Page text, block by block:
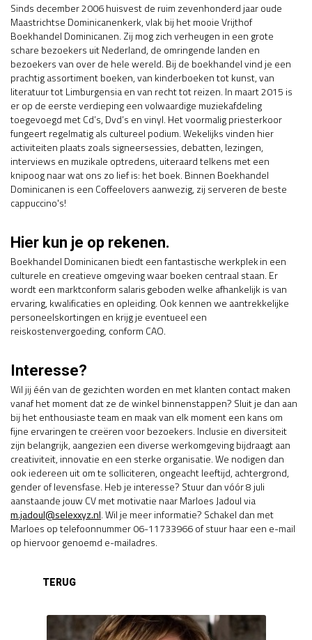
Sinds december 2006 huisvest de ruim zevenhonderd jaar oude
Maastrichtse Dominicanenkerk, vlak bij het mooie Vrijthof
Boekhandel Dominicanen. Zij mog zich verheugen in een grote
schare bezoekers uit Nederland, de omringende landen en
bezoekers van over de hele wereld. Bij de boekhandel vind je een
prachtig assortiment boeken, van kinderboeken tot kunst, van
literatuur tot Limburgensia en van recht tot reizen. In maart 2015 is
er op de eerste verdieping een volwaardige muziekafdeling
toegevoegd met Cd’s, Dvd’s en vinyl. Het voormalig priesterkoor
fungeert regelmatig als cultureel podium. Wekelijks vinden hier
activiteiten plaats zoals signeersessies, debatten, lezingen,
interviews en muzikale optredens, uiteraard telkens met een
knipoog naar wat ons zo lief is: het boek. Binnen Boekhandel
Dominicanen is een Coffeelovers aanwezig, zij serveren de beste
cappuccino's!
Hier kun je op rekenen.
Boekhandel Dominicanen biedt een fantastische werkplek in een
culturele en creatieve omgeving waar boeken centraal staan. Er
wordt een marktconform salaris geboden welke afhankelijk is van
ervaring, kwalificaties en opleiding. Ook kennen we aantrekkelijke
personeelskortingen en krijg je eventueel een
reiskostenvergoeding, conform CAO.
Interesse?
Wil jij één van de gezichten worden en met klanten contact maken
vanaf het moment dat ze de winkel binnenstappen? Sluit je dan aan
bij het enthousiaste team en maak van elk moment een kans om
fijne ervaringen te creëren voor bezoekers. Inclusie en diversiteit
zijn belangrijk, aangezien een diverse werkomgeving bijdraagt aan
creativiteit, innovatie en een sterke organisatie. We nodigen dan
ook iedereen uit om te solliciteren, ongeacht leeftijd, achtergrond,
gender of levensfase. Heb je interesse? Stuur dan vóór 8 juli
aanstaande jouw CV met motivatie naar Marloes Jadoul via
m.jadoul@selexxyz.nl. Wil je meer informatie? Schakel dan met
Marloes op telefoonnummer 06-11733966 of stuur haar een e-mail
op hiervoor genoemd e-mailadres.